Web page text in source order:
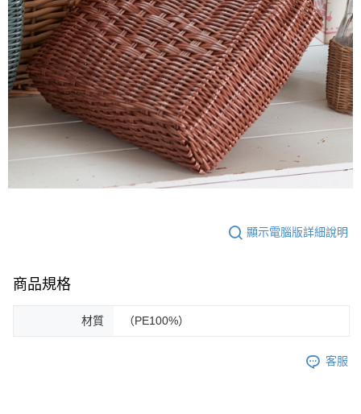
顯示電腦版詳細說明
商品規格
材質 （PE100%）
客服